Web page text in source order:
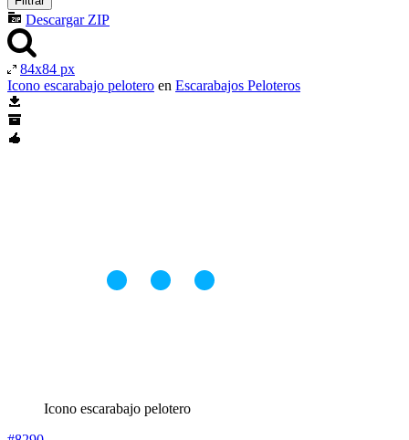
Descargar ZIP
84x84 px
Icono escarabajo pelotero en Escarabajos Peloteros
Icono escarabajo pelotero